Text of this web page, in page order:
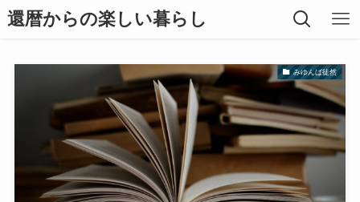
還暦からの楽しい暮らし
みゆんば徒然